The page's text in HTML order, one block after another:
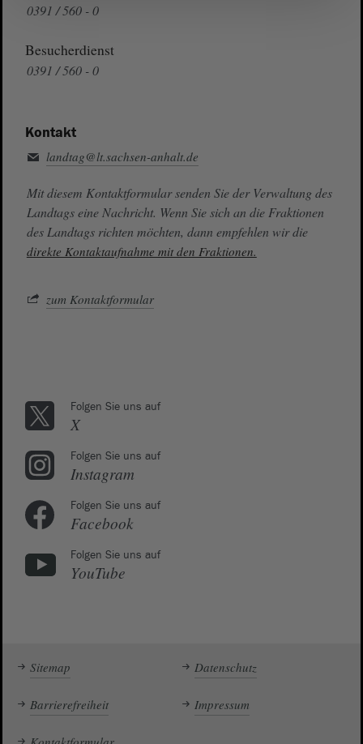
0391 / 560 - 0
Besucherdienst
0391 / 560 - 0
Kontakt
landtag@lt.sachsen-anhalt.de
Mit diesem Kontaktformular senden Sie der Verwaltung des
Landtags eine Nachricht. Wenn Sie sich an die Fraktionen
des Landtags richten möchten, dann empfehlen wir die
direkte Kontaktaufnahme mit den Fraktionen.
zum Kontaktformular
Folgen Sie uns auf
X
Folgen Sie uns auf
Instagram
Folgen Sie uns auf
Facebook
Folgen Sie uns auf
YouTube
Sitemap Datenschutz
Barrierefreiheit Impressum